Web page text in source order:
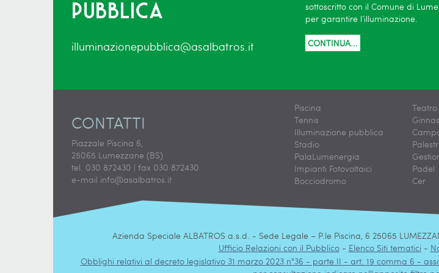
pubblica
illuminazionepubblica@asalbatros.it
sottoscritto con il Comune di
per garantire l’illuminazione.
CONTINUA...
CONTATTI
Piazzale Piscina 6,
25065 Lumezzane (BS)
tel. 030 872430 | fax 030 872430
e-mail info@asalbatros.it
Piscina
Tennis
Illuminazione pubblica
Stadio
PalaLumenergia
Impianti Fotovoltaici
Bocciodromo
Teatro
Padel
Cer
Azienda Speciale ALBATROS a.s.d. - Sede Legale – P.le Piscina, 6 25065
Ufficio Relazioni con il Pubblico- Elenco Siti tematici -
Obblighi relativi al decreto legislativo 31 marzo 2023 n°36 - parte II - art. 19 comma 6 -